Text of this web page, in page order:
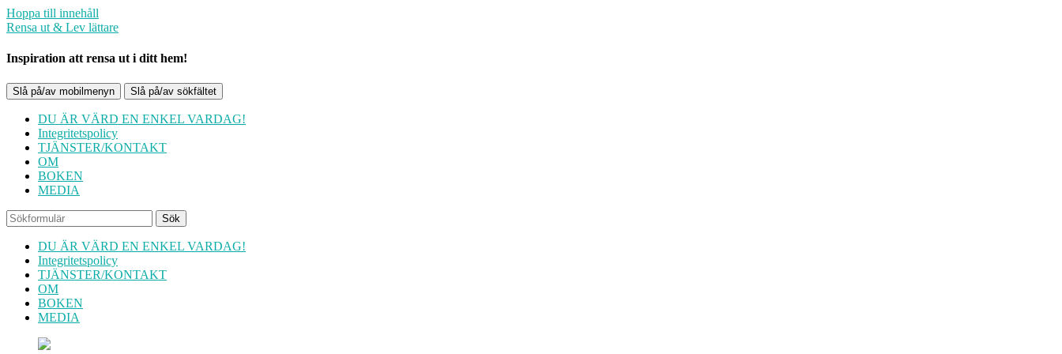
Hoppa till innehåll
Rensa ut & Lev lättare
Inspiration att rensa ut i ditt hem!
Slå på/av mobilmenyn Slå på/av sökfältet
DU ÄR VÄRD EN ENKEL VARDAG!
Integritetspolicy
TJÄNSTER/KONTAKT
OM
BOKEN
MEDIA
Sök
DU ÄR VÄRD EN ENKEL VARDAG!
Integritetspolicy
TJÄNSTER/KONTAKT
OM
BOKEN
MEDIA